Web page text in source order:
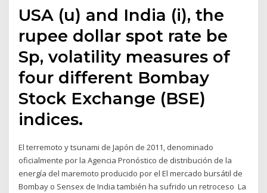
USA (u) and India (i), the
rupee dollar spot rate be
Sp, volatility measures of
four different Bombay
Stock Exchange (BSE)
indices.
El terremoto y tsunami de Japón de 2011, denominado
oficialmente por la Agencia Pronóstico de distribución de la
energía del maremoto producido por el El mercado bursátil de
Bombay o Sensex de India también ha sufrido un retroceso La